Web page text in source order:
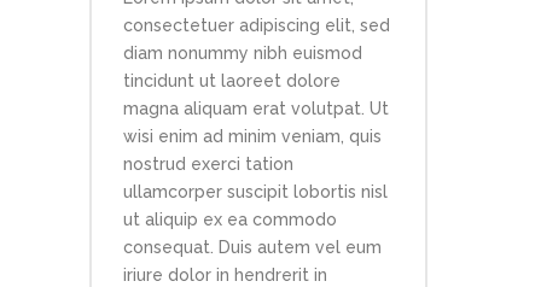
consectetuer adipiscing elit, sed
diam nonummy nibh euismod
tincidunt ut laoreet dolore
magna aliquam erat volutpat. Ut
wisi enim ad minim veniam, quis
nostrud exerci tation
ullamcorper suscipit lobortis nisl
ut aliquip ex ea commodo
consequat. Duis autem vel eum
iriure dolor in hendrerit in